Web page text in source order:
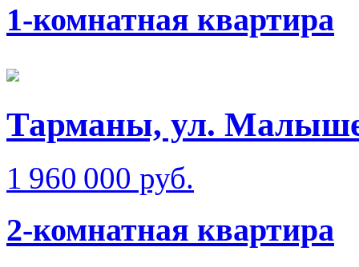
1-комнатная квартира
Тарманы, ул.
1 960 000 руб.
2-комнатная квартира